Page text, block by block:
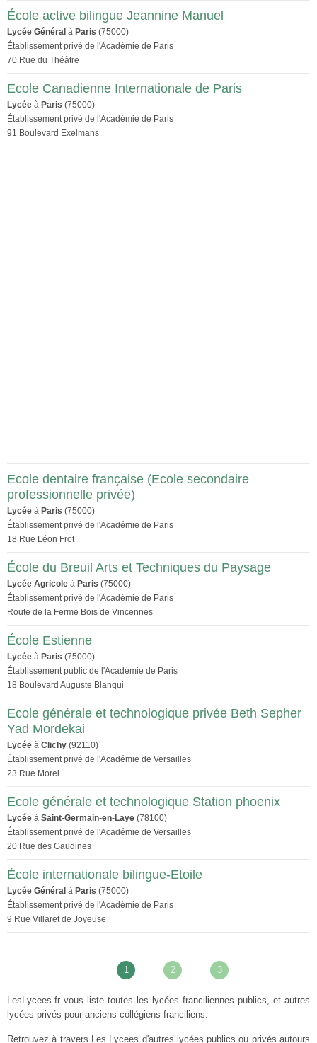
École active bilingue Jeannine Manuel
Lycée Général à Paris (75000)
Établissement privé de l'Académie de Paris
70 Rue du Théâtre
Ecole Canadienne Internationale de Paris
Lycée à Paris (75000)
Établissement privé de l'Académie de Paris
91 Boulevard Exelmans
Ecole dentaire française (Ecole secondaire
professionnelle privée)
Lycée à Paris (75000)
Établissement privé de l'Académie de Paris
18 Rue Léon Frot
École du Breuil Arts et Techniques du Paysage
Lycée Agricole à Paris (75000)
Établissement privé de l'Académie de Paris
Route de la Ferme Bois de Vincennes
École Estienne
Lycée à Paris (75000)
Établissement public de l'Académie de Paris
18 Boulevard Auguste Blanqui
Ecole générale et technologique privée Beth Sepher
Yad Mordekai
Lycée à Clichy (92110)
Établissement privé de l'Académie de Versailles
23 Rue Morel
Ecole générale et technologique Station phoenix
Lycée à Saint-Germain-en-Laye (78100)
Établissement privé de l'Académie de Versailles
20 Rue des Gaudines
École internationale bilingue-Etoile
Lycée Général à Paris (75000)
Établissement privé de l'Académie de Paris
9 Rue Villaret de Joyeuse
1 2 3
LesLycees.fr vous liste toutes les lycées franciliennes publics, et autres
lycées privés pour anciens collégiens franciliens.
Retrouvez à travers Les Lycees d'autres lycées publics ou privés autours